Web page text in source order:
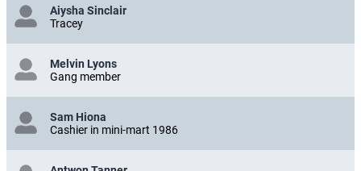
Aiysha Sinclair
Tracey
Melvin Lyons
Gang member
Sam Hiona
Cashier in mini-mart 1986